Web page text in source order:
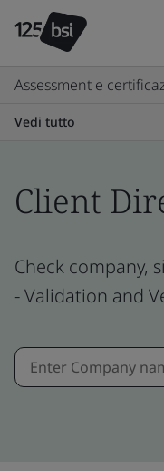
Assessment e
Vedi tutto
Client
Check company,
- Validation and